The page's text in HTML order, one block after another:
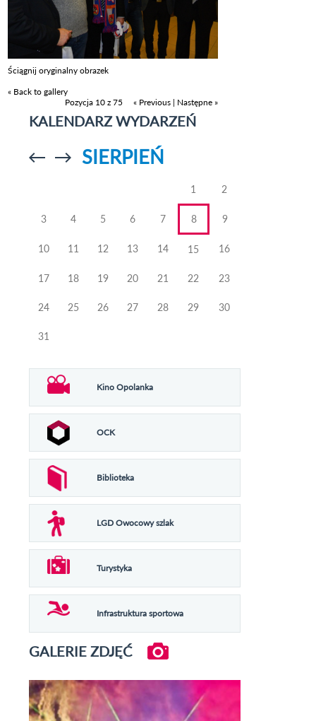
Ściągnij oryginalny obrazek
« Back to gallery
Pozycja 10 z 75
« Previous | Następne »
KALENDARZ WYDARZEŃ
Przejdź doPrzejdź do
SIERPIEŃ
1 2
3 4 5 6 7 8 9
10 11 12 13 14 15 16
17 18 19 20 21 22 23
24 25 26 27 28 29 30
31
Kino Opolanka
OCK
Biblioteka
LGD Owocowy szlak
Turystyka
Infrastruktura sportowa
GALERIE ZDJĘĆ